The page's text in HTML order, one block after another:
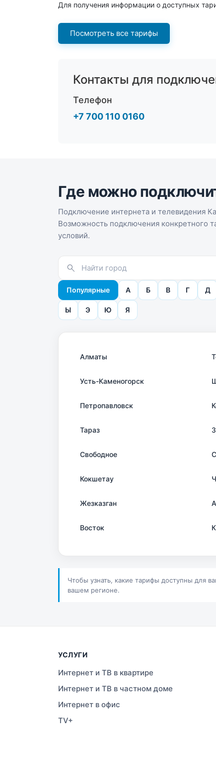
Для получения информации о доступных
Посмотреть все тарифы
Контакты для
Телефон
+7 700 110 0160
Где можно
Подключение интернета и телевидения
Возможность подключения конкретного
условий.
Популярные А Б В Г Д
Ы Э Ю Я
Алматы
Усть-Каменогорск
Петропавловск
Тараз
Свободное
Кокшетау
Жезказган
Восток
Шучинск
Чтобы узнать, какие тарифы доступны для
вашем регионе.
УСЛУГИ
Интернет и ТВ в квартире
Интернет и ТВ в частном доме
Интернет в офис
TV+